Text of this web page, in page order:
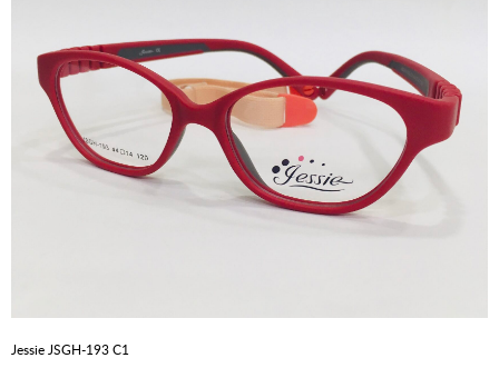
Jessie JSGH-193 C1